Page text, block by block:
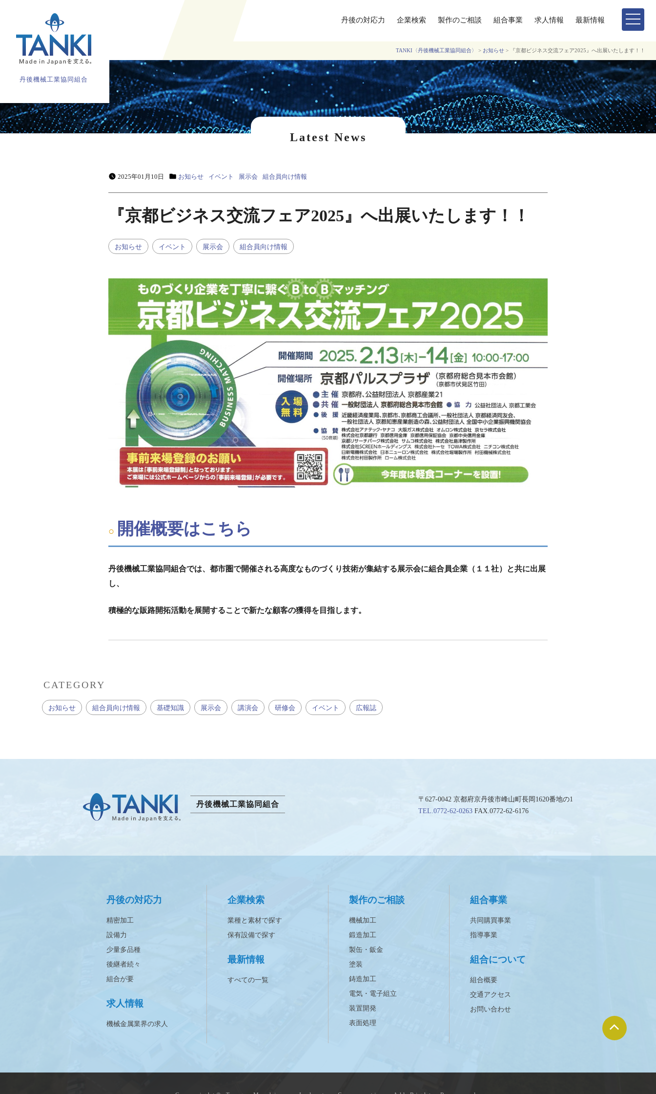
丹後機械工業協同組合
丹後の対応力 企業検索 製作のご相談 組合事業 求人情報 最新情報
TANKI〈丹後機械工業協同組合〉 > お知らせ > 『京都ビジネス交流フェア2025』へ出展いたします！！
Latest News
2025年01月10日 お知らせ イベント 展示会 組合員向け情報
『京都ビジネス交流フェア2025』へ出展いたします！！
お知らせ イベント 展示会 組合員向け情報
開催概要はこちら
丹後機械工業協同組合では、都市圏で開催される高度なものづくり技術が集結する展示会に組合員企業（１１社）と共に出展
し、
積極的な販路開拓活動を展開することで新たな顧客の獲得を目指します。
CATEGORY
お知らせ 組合員向け情報 基礎知識 展示会 講演会 研修会 イベント 広報誌
丹後機械工業協同組合
〒627-0042 京都府京丹後市峰山町長岡1620番地の1
TEL.0772-62-0263FAX.0772-62-6176
丹後の対応力
精密加工
設備力
少量多品種
後継者続々
組合が要
求人情報
機械金属業界の求人
企業検索
業種と素材で探す
保有設備で探す
最新情報
すべての一覧
製作のご相談
機械加工
鍛造加工
製缶・鈑金
塗装
鋳造加工
電気・電子組立
装置開発
表面処理
組合事業
共同購買事業
指導事業
組合について
組合概要
交通アクセス
お問い合わせ